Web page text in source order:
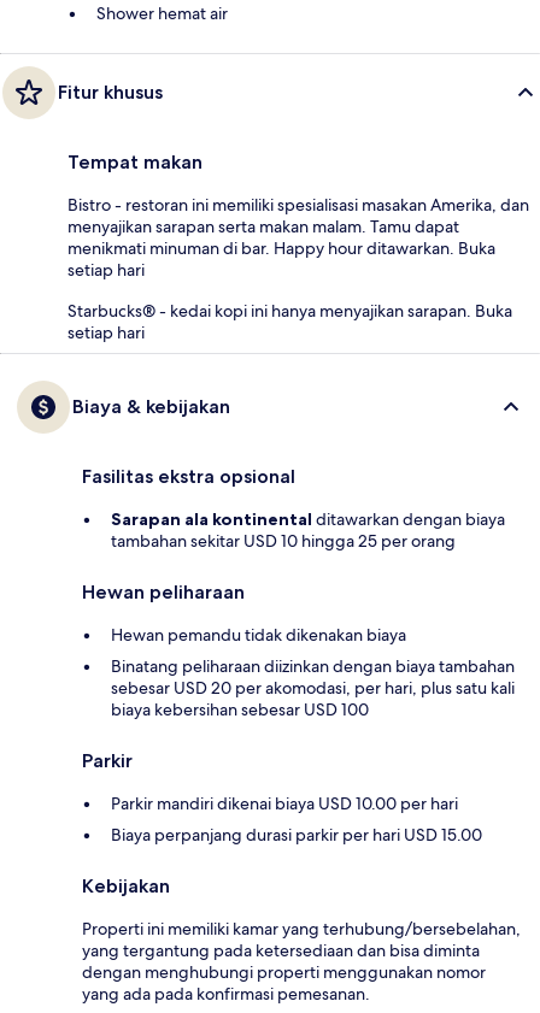
Shower hemat air
Fitur khusus
Tempat makan
Bistro - restoran ini memiliki spesialisasi masakan Amerika, dan
menyajikan sarapan serta makan malam. Tamu dapat
menikmati minuman di bar. Happy hour ditawarkan. Buka
setiap hari
Starbucks® - kedai kopi ini hanya menyajikan sarapan. Buka
setiap hari
Biaya & kebijakan
Fasilitas ekstra opsional
Sarapan ala kontinental ditawarkan dengan biaya
tambahan sekitar USD 10 hingga 25 per orang
Hewan peliharaan
Hewan pemandu tidak dikenakan biaya
Binatang peliharaan diizinkan dengan biaya tambahan
sebesar USD 20 per akomodasi, per hari, plus satu kali
biaya kebersihan sebesar USD 100
Parkir
Parkir mandiri dikenai biaya USD 10.00 per hari
Biaya perpanjang durasi parkir per hari USD 15.00
Kebijakan
Properti ini memiliki kamar yang terhubung/bersebelahan,
yang tergantung pada ketersediaan dan bisa diminta
dengan menghubungi properti menggunakan nomor
yang ada pada konfirmasi pemesanan.